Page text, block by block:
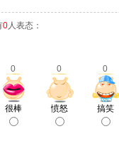
0人表态：
0 0 0
很棒 愤怒 搞笑